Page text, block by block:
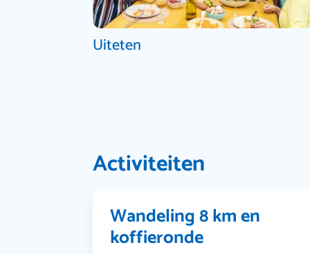
Uiteten
Activiteiten
Wandeling 8 km en
koffieronde